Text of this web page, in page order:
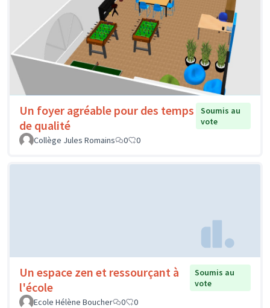
Un foyer agréable pour des temps
de qualité
Soumis au
vote
Collège Jules Romains
0 0
Un espace zen et ressourçant à
l'école
Soumis au
vote
Ecole Hélène Boucher
0 0